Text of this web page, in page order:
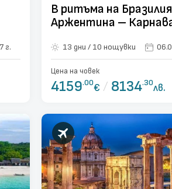
г.
В ритъма на
Аржентина –
Игуасу и танго в
Айрес
13 дни / 10 нощувки
Цена на човек
4159.00€ / 8134.30лв.